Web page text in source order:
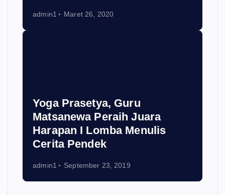
admin1 Maret 26, 2020
Yoga Prasetya, Guru
Matsanewa Peraih Juara
Harapan I Lomba Menulis
Cerita Pendek
admin1 September 23, 2019